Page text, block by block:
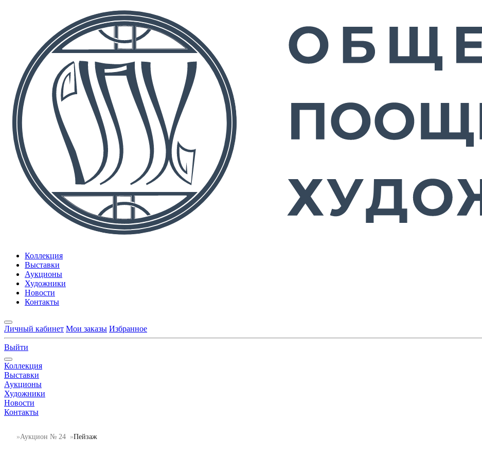
Коллекция
Выставки
Аукционы
Художники
Новости
Контакты
Личный кабинет Мои заказы Избранное
Выйти
Коллекция
Выставки
Аукционы
Художники
Новости
Контакты
Аукцион № 24 Пейзаж